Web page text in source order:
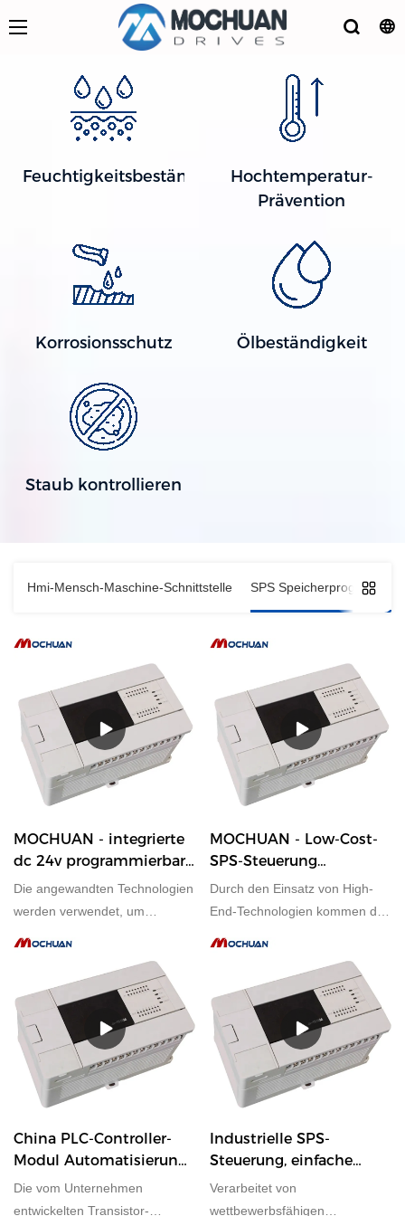
Feuchtigkeitsbeständig
Hochtemperatur-
Prävention
Korrosionsschutz Ölbeständigkeit
Staub kontrollieren
Hmi-Mensch-Maschine-Schnittstelle SPS
MOCHUAN - integrierte
dc 24v programmierbare
Logik-SPS mit Zigbee
g24 28/28
Die angewandten Technologien
werden verwendet, um
DC-24-V-Logik-SPS mit Zigbee
g24-Leistung stabil ist. Ihre
Anwendungsbereiche sind breit
genug, um die Bereiche SPS,
PAC und dedizierte
Steuerungen abzudecken.
MOCHUAN - Low-Cost-
SPS-Steuerung
Speicherprogrammierbare
Steuerung für elektrische
Durch den Einsatz von High-
End-Technologien kommen die
Steuerungen
speicherprogrammierbarer
Steuerungen für elektrische
Anlagen voll zur Geltung. Es
hat ein breites
Anwendungsspektrum und ist
China PLC-Controller-
Modul Automatisierung
Ethernet-Relais-
Controller 16/16
Die vom Unternehmen
entwickelten Transistor-
Industrielle SPS-
Steuerung, einfache
Programmierung,
Ethernet-Relais-SPS
Verarbeitet von
wettbewerbsfähigen